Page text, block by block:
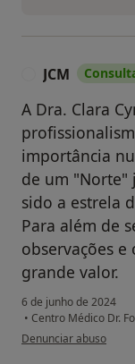
JCM
A Dra. Clara
importância
de um "Norte"
sido a estrela
Para além de
observações
grande valor.
6 de junho de 2024
• Centro Médico Dr.
na opinião do utilizador
Denunciar abuso